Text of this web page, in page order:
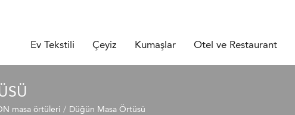
Ev Tekstili Çeyiz Kumaşlar Otel ve Restaurant
masa örtüleri Düğün Masa Örtüsü